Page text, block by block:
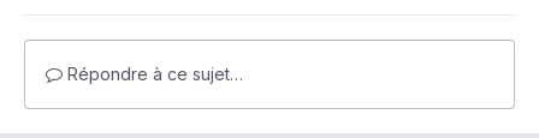
Répondre à ce sujet…